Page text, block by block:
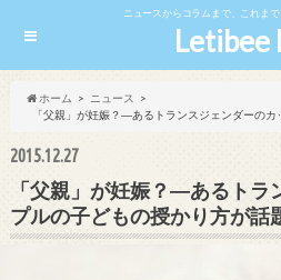
ニュースからコラムまで、これま
Letibee
ホーム
ニュース
「父親」が妊娠？―あるトランスジェンダーの
2015.12.27
「父親」が妊娠？―あるトラ
プルの子どもの授かり方が話